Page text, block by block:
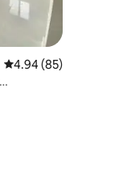
Calificación
4.94 (85)